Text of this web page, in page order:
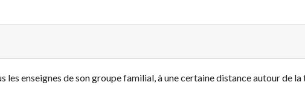
les enseignes de son groupe familial, à une certaine distance autour de la